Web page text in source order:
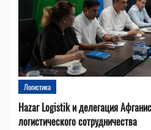
Логистика
Hazar Logistik и делегация
логистического сотрудничества